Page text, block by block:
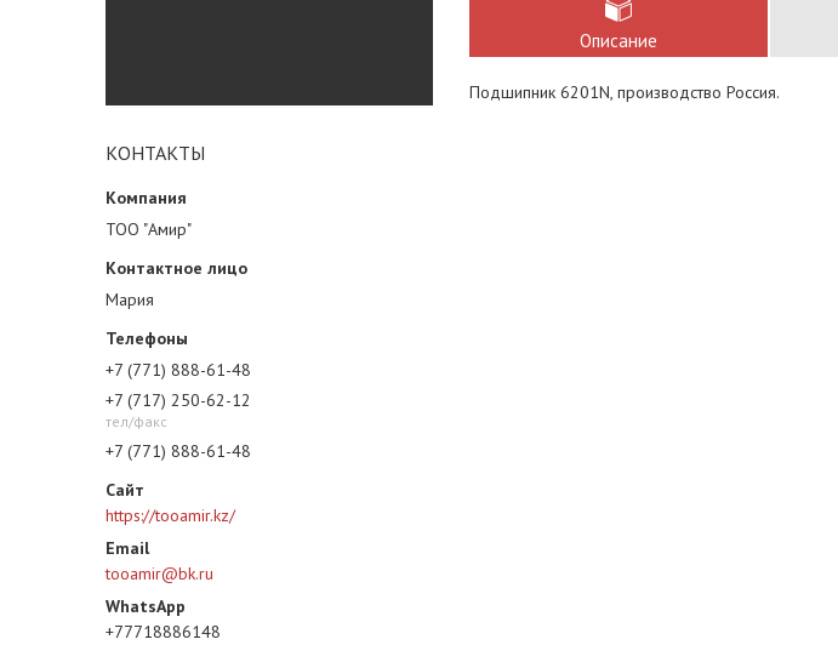
КОНТАКТЫ
ТОО "Амир"
Мария
+7 (771) 888-61-48
+7 (717) 250-62-12
тел/факс
+7 (771) 888-61-48
https://tooamir.kz/
tooamir@bk.ru
+77718886148
Описание
Подшипник 6201N, производство Россия.